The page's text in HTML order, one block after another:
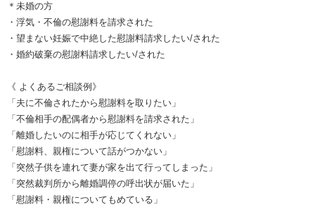
＊未婚の方
・浮気・不倫の慰謝料を請求された
・望まない妊娠で中絶した慰謝料請求したい/された
・婚約破棄の慰謝料請求したい/された
《 よくあるご相談例》
「夫に不倫されたから慰謝料を取りたい」
「不倫相手の配偶者から慰謝料を請求された」
「離婚したいのに相手が応じてくれない」
「慰謝料、親権について話がつかない」
「突然子供を連れて妻が家を出て行ってしまった」
「突然裁判所から離婚調停の呼出状が届いた」
「慰謝料・親権についてもめている」